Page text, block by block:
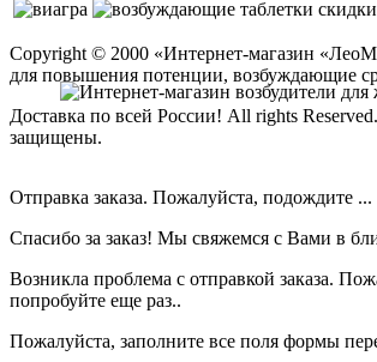
Copyright © 2000 «Интернет-магазин
для повышения потенции, возбуждающие
Доставка по всей России! All rights
защищены.
Отправка заказа. Пожалуйста, подождите ...
Спасибо за заказ! Мы свяжемся с Вами в
Возникла проблема с отправкой заказа.
попробуйте еще раз..
Пожалуйста, заполните все поля формы